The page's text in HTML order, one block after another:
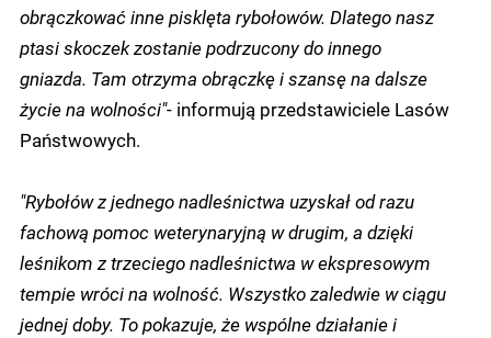
obrączkować inne pisklęta rybołowów. Dlatego nasz
ptasi skoczek zostanie podrzucony do innego
gniazda. Tam otrzyma obrączkę i szansę na dalsze
życie na wolności"- informują przedstawiciele Lasów
Państwowych.
"Rybołów z jednego nadleśnictwa uzyskał od razu
fachową pomoc weterynaryjną w drugim, a dzięki
leśnikom z trzeciego nadleśnictwa w ekspresowym
tempie wróci na wolność. Wszystko zaledwie w ciągu
jednej doby. To pokazuje, że wspólne działanie i